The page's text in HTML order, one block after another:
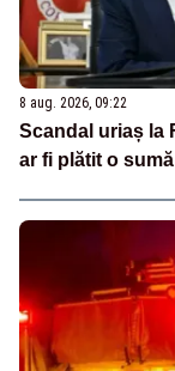
8 aug. 2026, 09:22
Scandal uriaș la
ar fi plătit o